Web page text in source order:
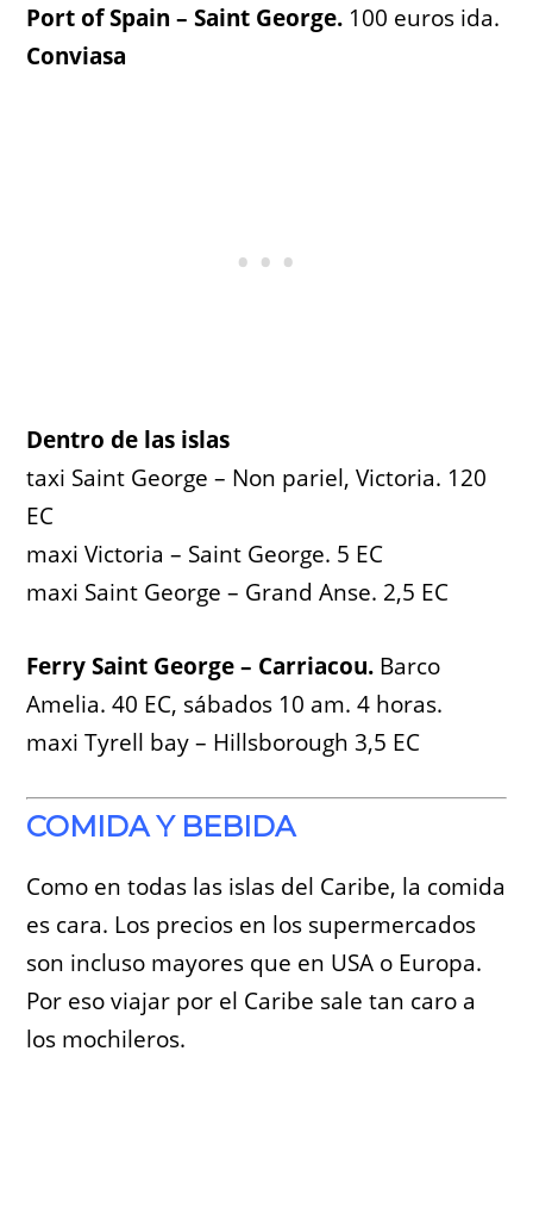
Port of Spain – Saint George. 100 euros ida.
Conviasa
Dentro de las islas
taxi Saint George – Non pariel, Victoria. 120
EC
maxi Victoria – Saint George. 5 EC
maxi Saint George – Grand Anse. 2,5 EC
Ferry Saint George – Carriacou. Barco
Amelia. 40 EC, sábados 10 am. 4 horas.
maxi Tyrell bay – Hillsborough 3,5 EC
COMIDA Y BEBIDA
Como en todas las islas del Caribe, la comida
es cara. Los precios en los supermercados
son incluso mayores que en USA o Europa.
Por eso viajar por el Caribe sale tan caro a
los mochileros.